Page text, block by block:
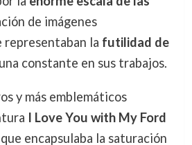
de imágenes
representaban la futilidad de
constante en sus trabajos.
y más emblemáticos
I Love You with My Ford
encapsulaba la saturación